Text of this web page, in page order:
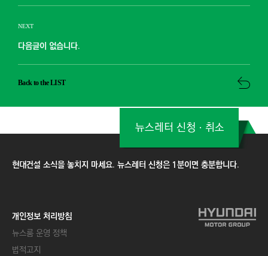
NEXT
다음글이 없습니다.
Back to the LIST
현대건설 소식을 놓치지 마세요. 뉴스레터 신청은 1분이면 충분합니다.
뉴스레터 신청ㆍ취소
개인정보 처리방침
뉴스룸 운영 정책
법적고지